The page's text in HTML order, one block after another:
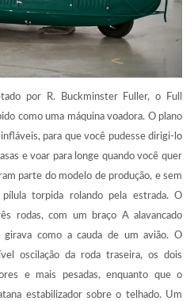
por R. Buckminster Fuller, o Full
como uma máquina voadora. O plano
para que você pudesse dirigi-lo
e voar para longe quando você quer
parte do modelo de produção, e sem
torpida rolando pela estrada. O
rodas, com um braço A alavancado
girava como a cauda de um avião. O
oscilação da roda traseira, os dois
e mais pesadas, enquanto que o
estabilizador sobre o telhado. Um